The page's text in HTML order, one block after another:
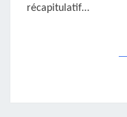
récapitulatif…